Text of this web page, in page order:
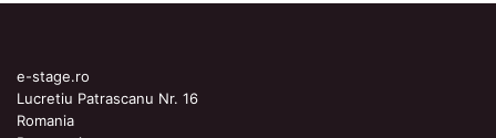
e-stage.ro
Lucretiu Patrascanu Nr. 16
Romania